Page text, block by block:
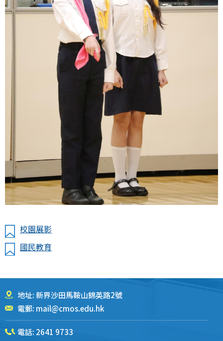
校園展影
國民教育
地址: 新界沙田馬鞍山錦英路2號
電郵: mail@cmos.edu.hk
電話: 2641 9733